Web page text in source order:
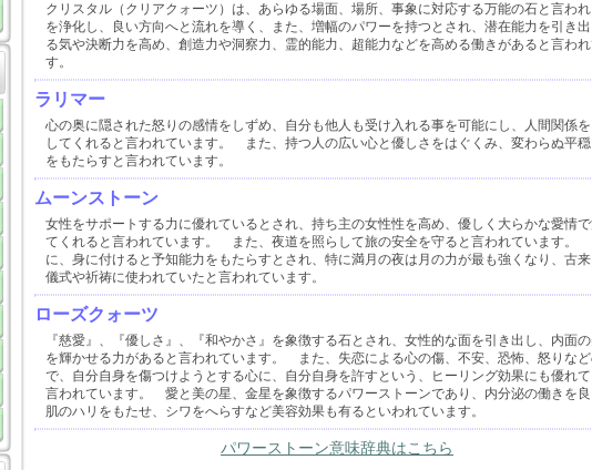
クリスタル（クリアクォーツ）は、あらゆる場面、場所、事象に対応する万能の石と言わ
を浄化し、良い方向へと流れを導く、また、増幅のパワーを持つとされ、潜在能力を引き
る気や決断力を高め、創造力や洞察力、霊的能力、超能力などを高める働きがあると言わ
す。
ラリマー
心の奥に隠された怒りの感情をしずめ、自分も他人も受け入れる事を可能にし、人間関係
してくれると言われています。 また、持つ人の広い心と優しさをはぐくみ、変わらぬ平
をもたらすと言われています。
ムーンストーン
女性をサポートする力に優れているとされ、持ち主の女性性を高め、優しく大らかな愛情
てくれると言われています。 また、夜道を照らして旅の安全を守ると言われています。
に、身に付けると予知能力をもたらすとされ、特に満月の夜は月の力が最も強くなり、古
儀式や祈祷に使われていたと言われています。
ローズクォーツ
『慈愛』、『優しさ』、『和やかさ』を象徴する石とされ、女性的な面を引き出し、内面
を輝かせる力があると言われています。 また、失恋による心の傷、不安、恐怖、怒りな
で、自分自身を傷つけようとする心に、自分自身を許すという、ヒーリング効果にも優れ
言われています。 愛と美の星、金星を象徴するパワーストーンであり、内分泌の働きを
肌のハリをもたせ、シワをへらすなど美容効果も有るといわれています。
パワーストーン意味辞典はこちら